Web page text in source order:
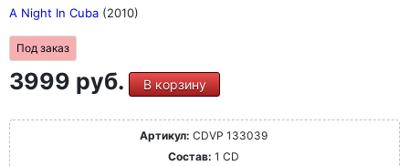
A Night In Cuba (2010)
Под заказ
3999 руб. В корзину
Артикул: CDVP 133039
Состав: 1 CD